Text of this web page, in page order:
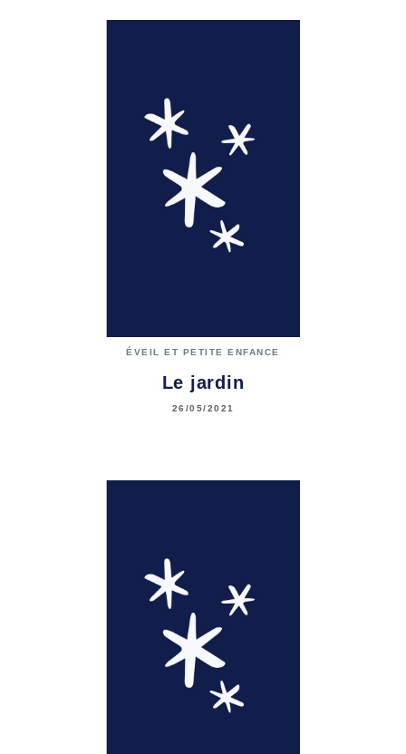
ÉVEIL ET PETITE ENFANCE
Le jardin
26/05/2021